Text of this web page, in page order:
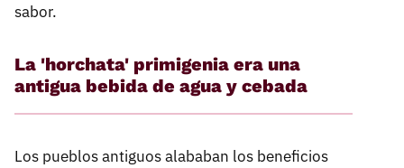
sabor.
La 'horchata' primigenia era una
antigua bebida de agua y cebada
Los pueblos antiguos alababan los beneficios